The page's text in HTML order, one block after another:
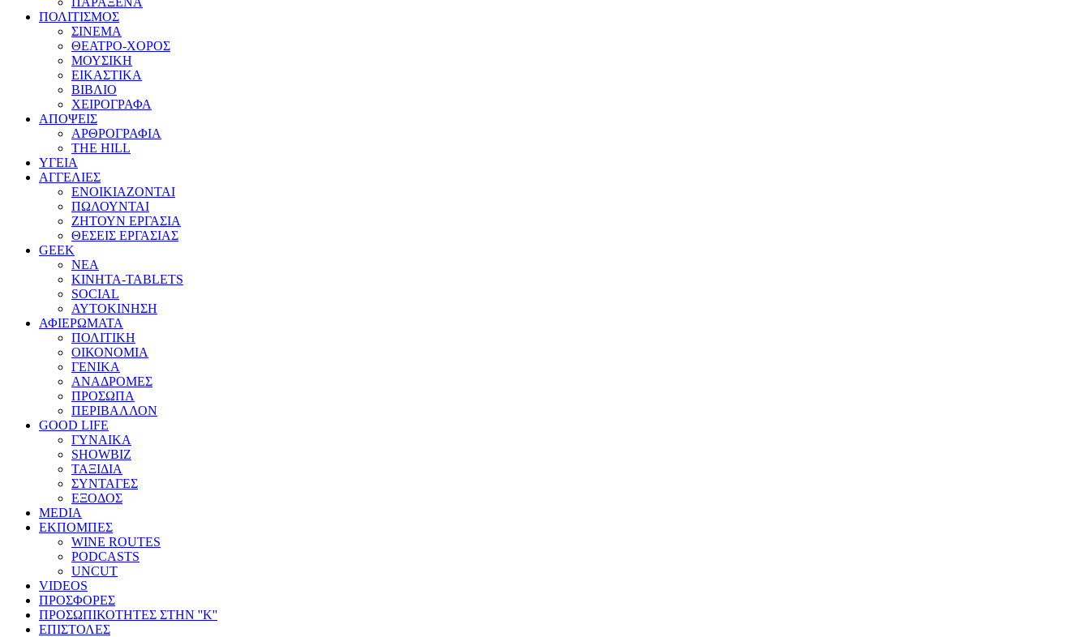
ΠΟΛΙΤΙΣΜΟΣ
ΣΙΝΕΜΑ
ΘΕΑΤΡΟ-ΧΟΡΟΣ
ΜΟΥΣΙΚΗ
ΕΙΚΑΣΤΙΚΑ
ΒΙΒΛΙΟ
ΧΕΙΡΟΓΡΑΦΑ
ΑΠΟΨΕΙΣ
ΑΡΘΡΟΓΡΑΦΙΑ
THE HILL
ΥΓΕΙΑ
ΑΓΓΕΛΙΕΣ
ΕΝΟΙΚΙΑΖΟΝΤΑΙ
ΠΩΛΟΥΝΤΑΙ
ΖΗΤΟΥΝ ΕΡΓΑΣΙΑ
ΘΕΣΕΙΣ ΕΡΓΑΣΙΑΣ
GEEK
ΝΕΑ
ΚΙΝΗΤΑ-TABLETS
SOCIAL
ΑΥΤΟΚΙΝΗΣΗ
ΑΦΙΕΡΩΜΑΤΑ
ΠΟΛΙΤΙΚΗ
ΟΙΚΟΝΟΜΙΑ
ΓΕΝΙΚΑ
ΑΝΑΔΡΟΜΕΣ
ΠΡΟΣΩΠΑ
ΠΕΡΙΒΑΛΛΟΝ
GOOD LIFE
ΓΥΝΑΙΚΑ
SHOWBIZ
ΤΑΞΙΔΙΑ
ΣΥΝΤΑΓΕΣ
ΕΞΟΔΟΣ
MEDIA
ΕΚΠΟΜΠΕΣ
WINE ROUTES
PODCASTS
UNCUT
VIDEOS
ΠΡΟΣΦΟΡΕΣ
ΠΡΟΣΩΠΙΚΟΤΗΤΕΣ ΣΤΗΝ ''Κ''
ΕΠΙΣΤΟΛΕΣ